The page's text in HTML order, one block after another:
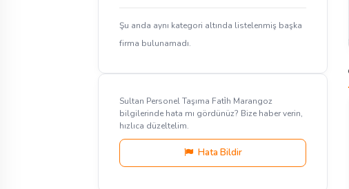
Şu anda aynı kategori altında listelenmiş başka
firma bulunamadı.
Sultan Personel Taşıma Fati̇h Marangoz
bilgilerinde hata mı gördünüz? Bize haber verin,
hızlıca düzeltelim.
Hata Bildir